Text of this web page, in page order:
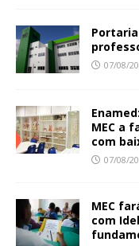
07/08/
MEC a
com
07/08/
MEC
com